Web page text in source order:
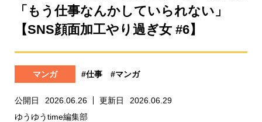
「もう仕事なんかしていられない」
【SNS顔面加工やり過ぎ女 #6】
マンガ #仕事 #マンガ
公開日 2026.06.26 更新日
2026.06.29
ゆうゆうtime編集部